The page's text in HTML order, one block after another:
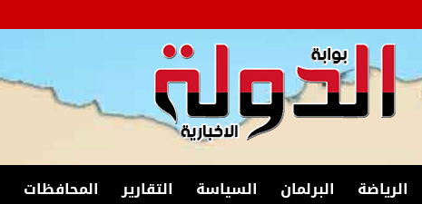
الرياضة البرلمان السياسة التقارير المحافظات